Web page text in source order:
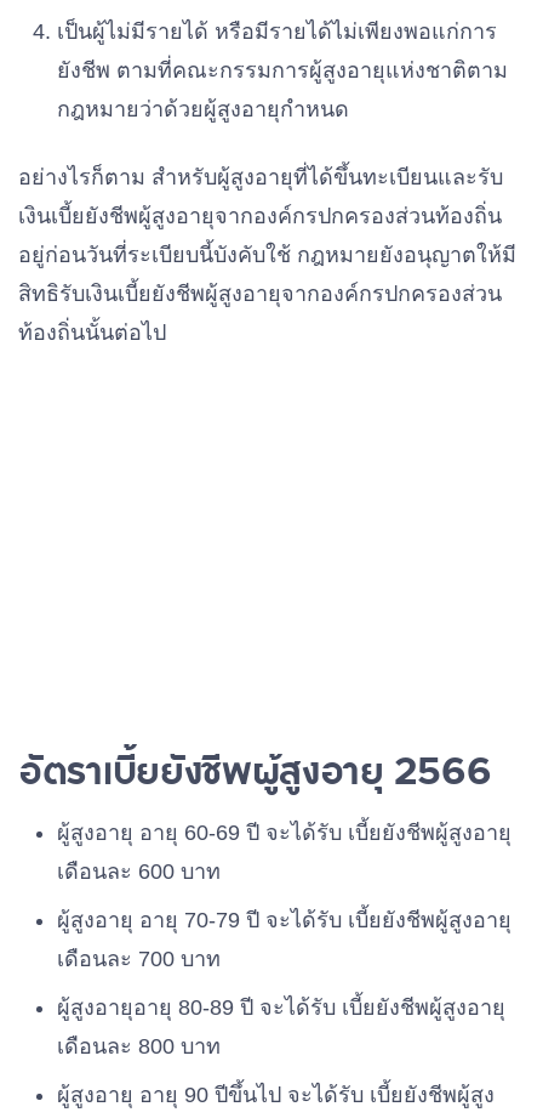
เป็นผู้ไม่มีรายได้ หรือมีรายได้ไม่เพียงพอแก่การ
ยังชีพ ตามที่คณะกรรมการผู้สูงอายุแห่งชาติตาม
กฎหมายว่าด้วยผู้สูงอายุกำหนด
อย่างไรก็ตาม สำหรับผู้สูงอายุที่ได้ขึ้นทะเบียนและรับ
เงินเบี้ยยังชีพผู้สูงอายุจากองค์กรปกครองส่วนท้องถิ่น
อยู่ก่อนวันที่ระเบียบนี้บังคับใช้ กฎหมายยังอนุญาตให้มี
สิทธิรับเงินเบี้ยยังชีพผู้สูงอายุจากองค์กรปกครองส่วน
ท้องถิ่นนั้นต่อไป
อัตราเบี้ยยังชีพผู้สูงอายุ 2566
ผู้สูงอายุ อายุ 60-69 ปี จะได้รับ เบี้ยยังชีพผู้สูงอายุ
เดือนละ 600 บาท
ผู้สูงอายุ อายุ 70-79 ปี จะได้รับ เบี้ยยังชีพผู้สูงอายุ
เดือนละ 700 บาท
ผู้สูงอายุอายุ 80-89 ปี จะได้รับ เบี้ยยังชีพผู้สูงอายุ
เดือนละ 800 บาท
ผู้สูงอายุ อายุ 90 ปีขึ้นไป จะได้รับ เบี้ยยังชีพผู้สูง